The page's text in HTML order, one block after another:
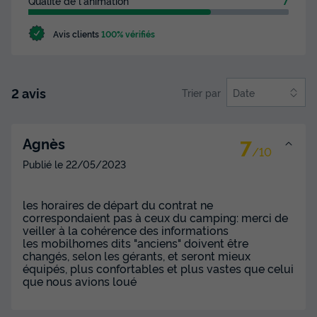
Voir les disponibilités
MOBILHOME 4 personnes - IRM LOGGIA 2
Annulation gratuite
Récent
Surface
25m²
Adultes
4
Chambres
2
Salle de bain
Terrasse semi-couverte Animaux autorisés *
Avis clients100% vérifiés
2 avis Trier par Date
Agnès 7/10
Publié le 22/05/2023
les horaires de départ du contrat ne
correspondaient pas à ceux du camping: merci de
veiller à la cohérence des informations
les mobilhomes dits "anciens" doivent être
changés, selon les gérants, et seront mieux
équipés, plus confortables et plus vastes que celui
que nous avions loué